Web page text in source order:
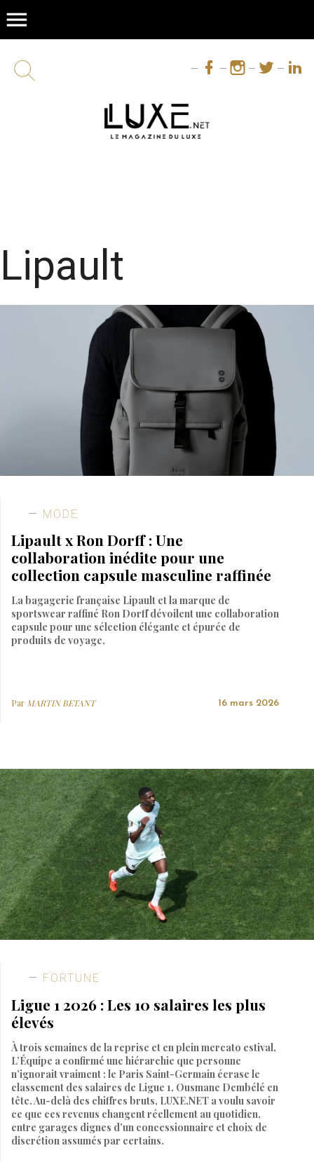
menu
Lipault
MODE
Lipault x Ron Dorff : Une
collaboration inédite pour une
collection capsule masculine raffinée
La bagagerie française Lipault et la marque de
sportswear raffiné Ron Dorff dévoilent une collaboration
capsule pour une sélection élégante et épurée de
produits de voyage,
Par MARTIN BETANT 16 mars 2026
FORTUNE
Ligue 1 2026 : Les 10 salaires les plus
élevés
À trois semaines de la reprise et en plein mercato estival,
L’Équipe a confirmé une hiérarchie que personne
n’ignorait vraiment : le Paris Saint-Germain écrase le
classement des salaires de Ligue 1, Ousmane Dembélé en
tête. Au-delà des chiffres bruts, LUXE.NET a voulu savoir
ce que ces revenus changent réellement au quotidien,
entre garages dignes d’un concessionnaire et choix de
discrétion assumés par certains.